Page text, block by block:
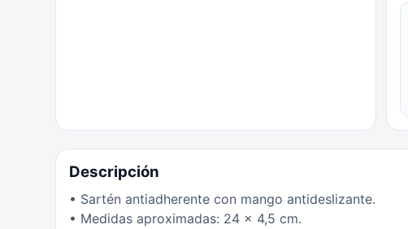
Descripción
• Sartén antiadherente con mango antideslizante.
• Medidas aproximadas: 24 x 4,5 cm.